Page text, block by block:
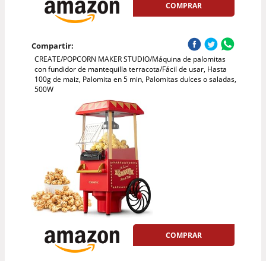
COMPRAR
Compartir:
CREATE/POPCORN MAKER STUDIO/Máquina de palomitas
con fundidor de mantequilla terracota/Fácil de usar, Hasta
100g de maiz, Palomita en 5 min, Palomitas dulces o saladas,
500W
COMPRAR